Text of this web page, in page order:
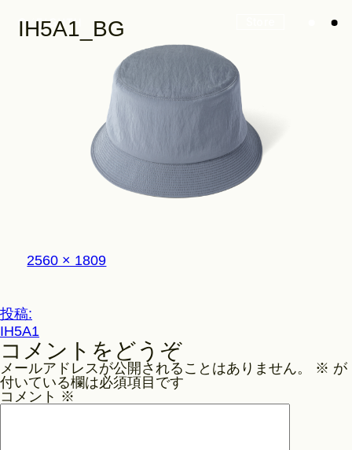
Philosophy
IH5A1_BG
フ
ル
ズ
2560 × 1809
投
稿
ナ
ビ
ゲ
投稿:
IH5A1
コメントをどうぞ
メールアドレスが公開されることはありません。 ※ が
付いている欄は必須項目です
コメント ※